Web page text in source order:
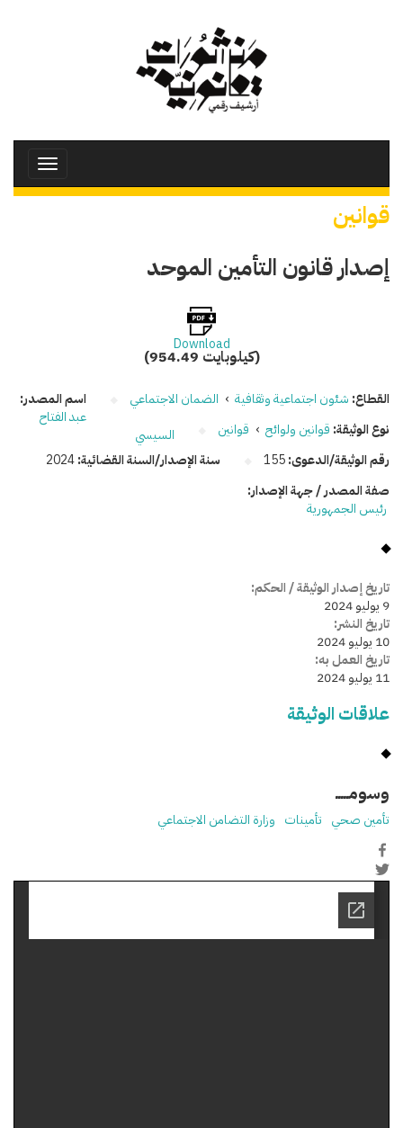
Toggle
قوانين
إصدار قانون التأمين الموحد
Download
(954.49 كيلوبايت)
القطاع: شئون اجتماعية وثقافية › الضمان الاجتماعي
نوع الوثيقة: قوانين ولوائح › قوانين
رقم الوثيقة/الدعوى:155 سنة الإصدار/السنة القضائية:2024
اسم المصدر:
عبد الفتاح
السيسي
صفة المصدر / جهة الإصدار:
رئيس الجمهورية
تاريخ إصدار الوثيقة / الحكم:
9 يوليو 2024
تاريخ النشر:
10 يوليو 2024
تاريخ العمل به:
11 يوليو 2024
علاقات الوثيقة
وسومـــــ
تأمين صحي تأمينات وزارة التضامن الاجتماعي